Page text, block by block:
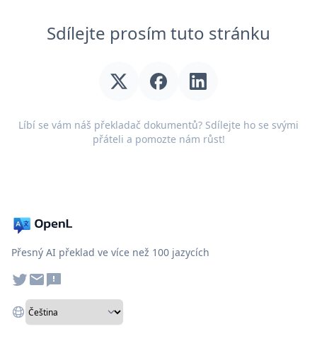
Sdílejte prosím tuto stránku
Líbí se vám náš překladač dokumentů? Sdílejte ho se svými
přáteli a pomozte nám růst!
Přesný AI překlad ve více než 100 jazycích